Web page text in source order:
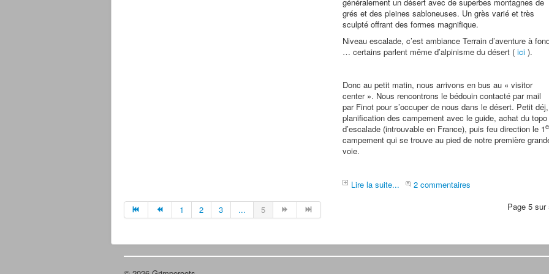
grés et des pleines sabloneuses. Un grès varié et très
sculpté offrant des formes magnifique.
Niveau escalade, c’est ambiance Terrain d’aventure à
… certains parlent même d’alpinisme du désert (ici ).
Donc au petit matin, nous arrivons en bus au « visitor
center ». Nous rencontrons le bédouin contacté par mail
par Finot pour s’occuper de nous dans le désert. Petit déj,
planification des campement avec le guide, achat du topo
d’escalade (introuvable en France), puis feu direction le 1
campement qui se trouve au pied de notre première
voie.
Lire la suite...
2 commentaires
Page 5 sur
1 2 3 ... 5